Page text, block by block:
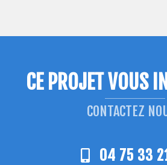
CE PROJET VOUS
CONTACTEZ
04 75 33